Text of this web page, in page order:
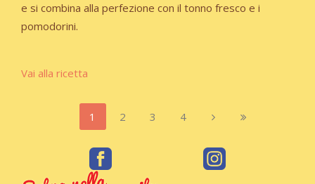
e si combina alla perfezione con il tonno fresco e i
pomodorini.
Vai alla ricetta
1 2 3 4